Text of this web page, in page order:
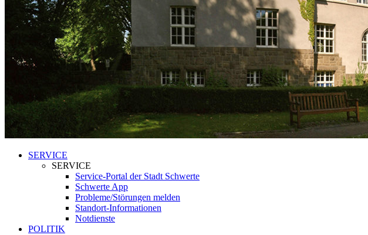
SERVICE
SERVICE
Service-Portal der Stadt Schwerte
Schwerte App
Probleme/Störungen melden
Standort-Informationen
Notdienste
POLITIK